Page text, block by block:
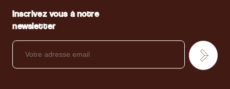
Inscrivez vous à notre
newsletter